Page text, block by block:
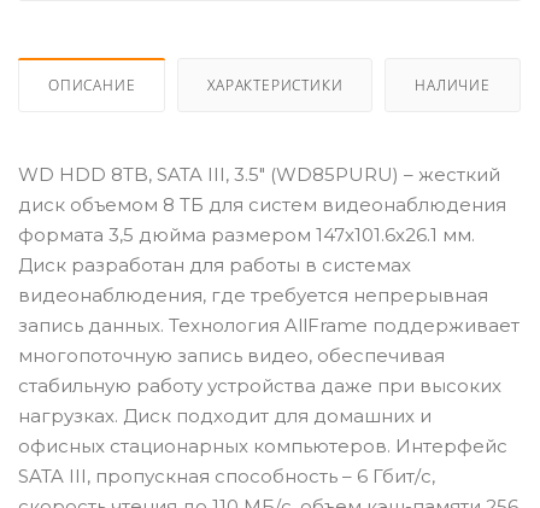
ОПИСАНИЕ ХАРАКТЕРИСТИКИ НАЛИЧИЕ
WD HDD 8TB, SATA III, 3.5" (WD85PURU) – жесткий
диск объемом 8 ТБ для систем видеонаблюдения
формата 3,5 дюйма размером 147x101.6x26.1 мм.
Диск разработан для работы в системах
видеонаблюдения, где требуется непрерывная
запись данных. Технология AllFrame поддерживает
многопоточную запись видео, обеспечивая
стабильную работу устройства даже при высоких
нагрузках. Диск подходит для домашних и
офисных стационарных компьютеров. Интерфейс
SATA III, пропускная способность – 6 Гбит/с,